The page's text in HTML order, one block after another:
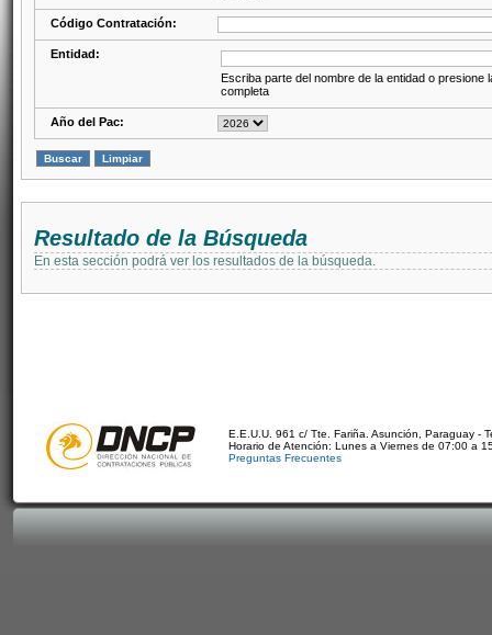
Código Contratación:
Entidad:
Escriba parte del nombre de la entidad o presione
completa
Año del Pac:
Resultado de la Búsqueda
En esta sección podrá ver los resultados de la búsqueda.
E.E.U.U. 961 c/ Tte. Fariña. Asunción, Paraguay -
Horario de Atención: Lunes a Viernes de 07:00 a
Preguntas Frecuentes